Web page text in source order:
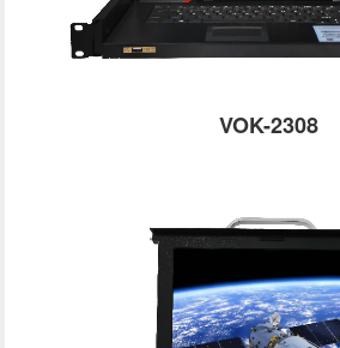
VOK-2308